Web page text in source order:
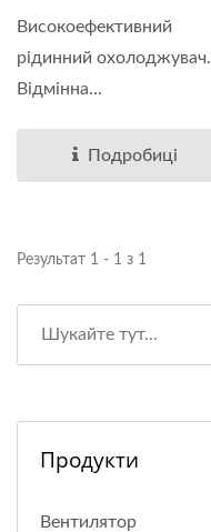
Високоефективний
рідинний охолоджувач.
Відмінна...
Подробиці
Результат 1 - 1 з 1
Продукти
Вентилятор